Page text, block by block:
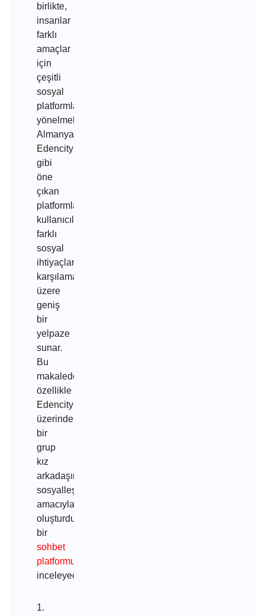
birlikte,
insanlar
farklı
amaçlar
için
çeşitli
sosyal
platformlara
yönelmektedirler.
Almanya’da
Edencity
gibi
öne
çıkan
platformlar,
kullanıcılarına
farklı
sosyal
ihtiyaçlarını
karşılamak
üzere
geniş
bir
yelpaze
sunar.
Bu
makalede,
özellikle
Edencity
üzerinde
bir
grup
kız
arkadaşın
sosyalleşme
amacıyla
oluşturduğu
bir
sohbet
platformu
inceleyeceğiz.
1.